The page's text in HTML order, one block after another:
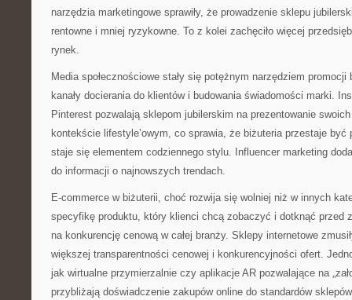
narzędzia marketingowe sprawiły, że prowadzenie sklepu
rentowne i mniej ryzykowne. To z kolei zachęciło więcej
rynek.
Media społecznościowe stały się potężnym narzędziem
kanały docierania do klientów i budowania świadomości marki.
Pinterest pozwalają sklepom jubilerskim na prezentowanie
kontekście lifestyle’owym, co sprawia, że biżuteria przestaje
staje się elementem codziennego stylu. Influencer marketing
do informacji o najnowszych trendach.
E-commerce w biżuterii, choć rozwija się wolniej niż w innych
specyfikę produktu, który klienci chcą zobaczyć i dotknąć przed
na konkurencję cenową w całej branży. Sklepy internetowe
większej transparentności cenowej i konkurencyjności ofert.
jak wirtualne przymierzalnie czy aplikacje AR pozwalające na
przybliżają doświadczenie zakupów online do standardów